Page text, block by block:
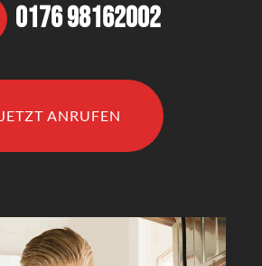
0176 98162002
JETZT ANRUFEN